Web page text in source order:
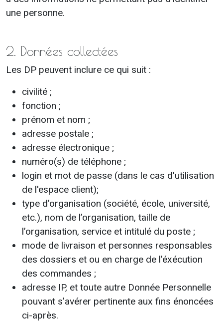
une personne.
2. Données collectées
Les DP peuvent inclure ce qui suit :
civilité ;
fonction ;
prénom et nom ;
adresse postale ;
adresse électronique ;
numéro(s) de téléphone ;
login et mot de passe (dans le cas d'utilisation
de l'espace client);
type d’organisation (société, école, université,
etc.), nom de l’organisation, taille de
l’organisation, service et intitulé du poste ;
mode de livraison et personnes responsables
des dossiers et ou en charge de l'éxécution
des commandes ;
adresse IP, et toute autre Donnée Personnelle
pouvant s’avérer pertinente aux fins énoncées
ci-après.